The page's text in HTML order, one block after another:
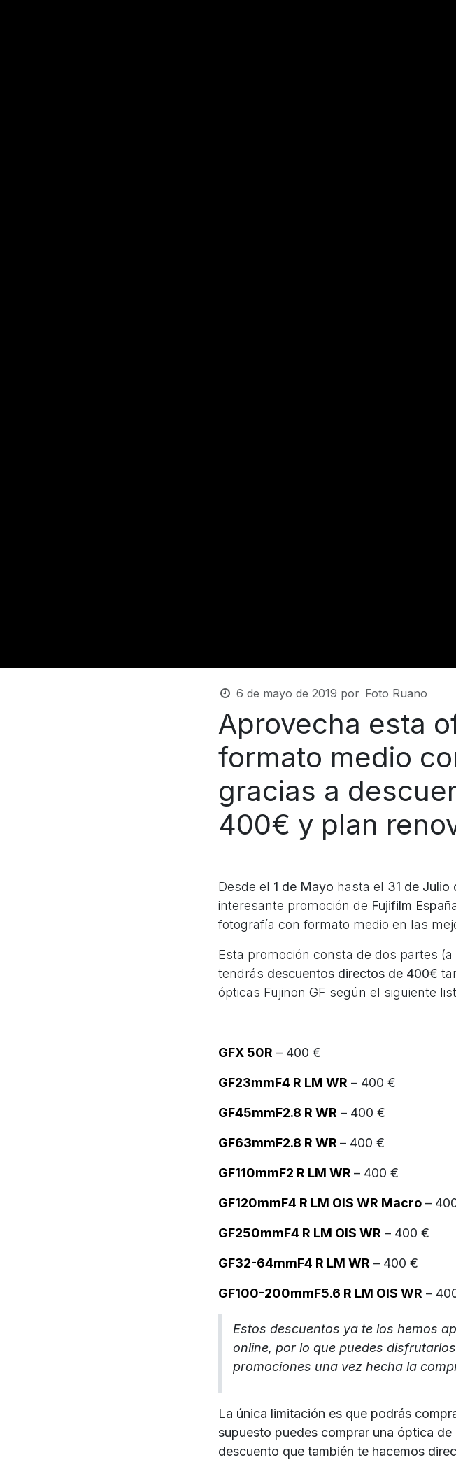
6 de mayo de 2019 por Foto Ruano
Aprovecha esta
formato medio
gracias a
400€ y plan
Desde el 1 de Mayo hasta el 31 de Julio
interesante promoción de Fujifilm
fotografía con formato medio en las
Esta promoción consta de dos partes
tendrás descuentos directos de 400€
ópticas Fujinon GF según el siguiente
GFX 50R – 400 €
GF23mmF4 R LM WR – 400 €
GF45mmF2.8 R WR – 400 €
GF63mmF2.8 R WR – 400 €
GF110mmF2 R LM WR – 400 €
GF120mmF4 R LM OIS WR Macro –
GF250mmF4 R LM OIS WR – 400 €
GF32-64mmF4 R LM WR – 400 €
GF100-200mmF5.6 R LM OIS WR –
Estos descuentos ya te los hemos
online, por lo que puedes
promociones una vez hecha la
La única limitación es que podrás
supuesto puedes comprar una óptica
descuento que también te hacemos